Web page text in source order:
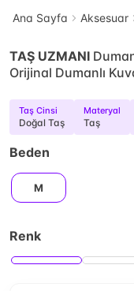
Ana Sayfa Aksesuar
TAŞ UZMANI
Orijinal Dumanlı
Taş Cinsi
Doğal Taş
Materyal
Taş
Beden
M
Renk